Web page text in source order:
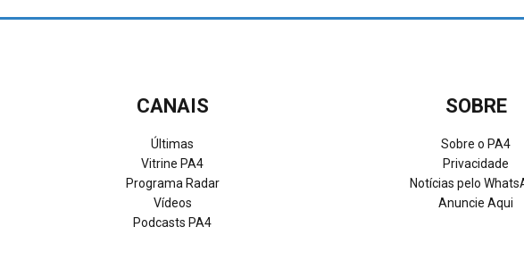
CANAIS
Últimas
Vitrine PA4
Programa Radar
Vídeos
Podcasts PA4
SOBRE
Sobre o PA4
Privacidade
Notícias pelo
Anuncie Aqui